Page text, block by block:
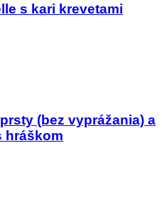
s kari krevetami
(bez vyprážania) a
hráškom